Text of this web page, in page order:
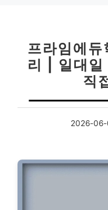
프라임에
리 | 일대일
직
2026-06-